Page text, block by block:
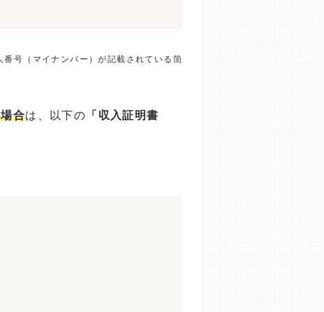
号（マイナンバー）が記載されている箇
合は、以下の 「収入証明書